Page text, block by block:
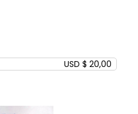
USD $ 20,00